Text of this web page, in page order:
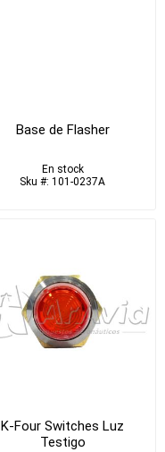
Base de Flasher
En stock
Sku #: 101-0237A
K-Four Switches Luz
Testigo